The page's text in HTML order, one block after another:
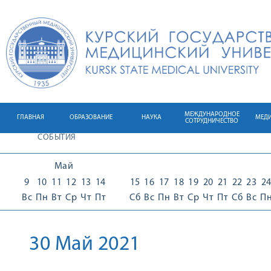
ГЛАВНАЯ ОБРАЗОВАНИЕ НАУКА
МЕЖДУНАРОДНОЕ
СОТРУДНИЧЕСТВО
СОБЫТИЯ
Май
9
Вс
10
Пн
11
Вт
12
Ср
13
Чт
14
Пт
15
Сб
16
Вс
17
Пн
18
Вт
19
Ср
20
Чт
21
Пт
22
Сб
23
Вс
24
30 Май 2021